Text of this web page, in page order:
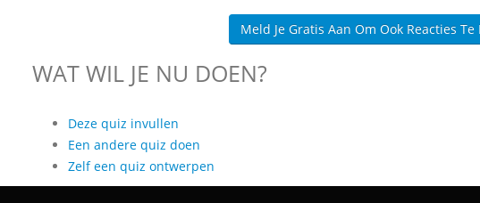
Meld Je Gratis Aan Om Ook Reacties
WAT WIL JE NU DOEN?
Deze quiz invullen
Een andere quiz doen
Zelf een quiz ontwerpen